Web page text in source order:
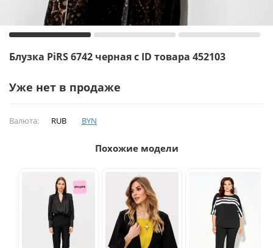
Блузка PiRS 6742 черная с ID товара 452103
Уже нет в продаже
Валюта: RUB BYN
Похожие модели